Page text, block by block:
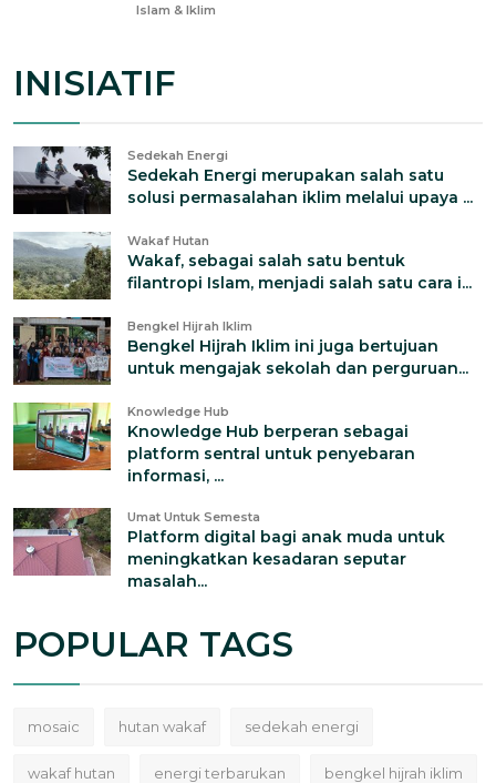
Islam & Iklim
INISIATIF
Sedekah Energi
Sedekah Energi merupakan salah satu
solusi permasalahan iklim melalui upaya ...
Wakaf Hutan
Wakaf, sebagai salah satu bentuk
filantropi Islam, menjadi salah satu cara i...
Bengkel Hijrah Iklim
Bengkel Hijrah Iklim ini juga bertujuan
untuk mengajak sekolah dan perguruan...
Knowledge Hub
Knowledge Hub berperan sebagai
platform sentral untuk penyebaran
informasi, ...
Umat Untuk Semesta
Platform digital bagi anak muda untuk
meningkatkan kesadaran seputar
masalah...
POPULAR TAGS
mosaic hutan wakaf sedekah energi
wakaf hutan energi terbarukan bengkel hijrah iklim